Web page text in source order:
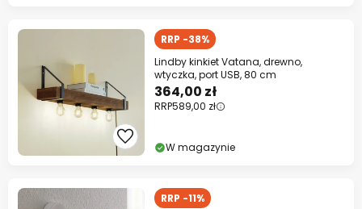
RRP -38%
Lindby kinkiet Vatana, drewno,
wtyczka, port USB, 80 cm
364,00 zł
RRP589,00 zł
W magazynie
RRP -11%